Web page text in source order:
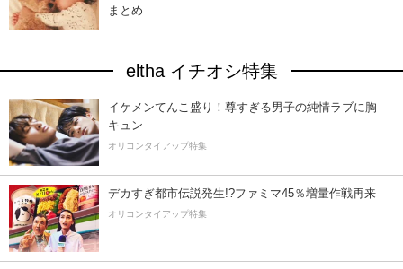
まとめ
eltha イチオシ特集
イケメンてんこ盛り！尊すぎる男子の純情ラブに胸
キュン
オリコンタイアップ特集
デカすぎ都市伝説発生!?ファミマ45％増量作戦再来
オリコンタイアップ特集